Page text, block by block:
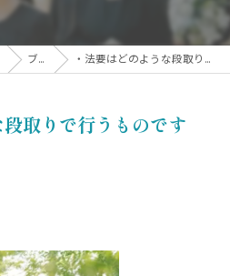
ブログ ・法要はどのような段取りで行うものですか？
取りで行うものです